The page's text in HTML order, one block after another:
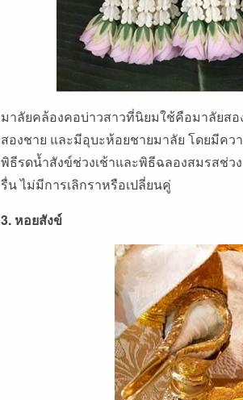
มาลัยคล้องคอบ่าวสาวที่นิยมใช้คือมาลัยส
สองชาย และมีอุบะห้อยชายมาลัย โดยมีคว
พิธีรดน้ำสังข์ช่วงเช้าและพิธีฉลองสมรสช่ว
รื่น ไม่มีการเลิกราหรือเปลี่ยนคู่
3. หอยสังข์